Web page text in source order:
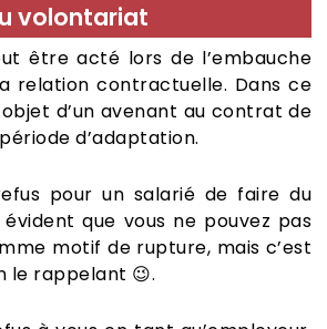
volontariat
être acté lors de l’embauche
relation contractuelle. Dans ce
d’un avenant au contrat de
d’adaptation.
pour un salarié de faire du
que vous ne pouvez pas
motif de rupture, mais c’est
le rappelant 😉.